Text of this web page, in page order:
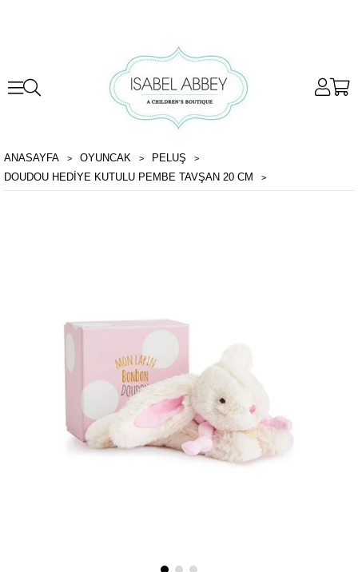
ANASAYFA OYUNCAK
PELUŞ
DOUDOU HEDIYE KUTULU PEMBE TAVŞAN 20 CM